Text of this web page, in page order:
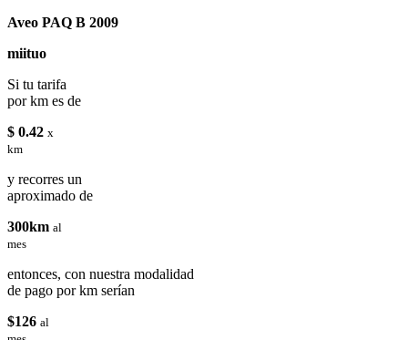
Aveo PAQ B 2009
miituo
Si tu tarifa
por km es de
$ 0.42 x
km
y recorres un
aproximado de
300km al
mes
entonces, con nuestra modalidad
de pago por km serían
$126 al